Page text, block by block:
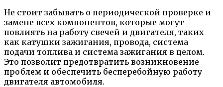
Не стоит забывать о периодической проверке и
замене всех компонентов, которые могут
повлиять на работу свечей и двигателя, таких
как катушки зажигания, провода, система
подачи топлива и система зажигания в целом.
Это позволит предотвратить возникновение
проблем и обеспечить бесперебойную работу
двигателя автомобиля.